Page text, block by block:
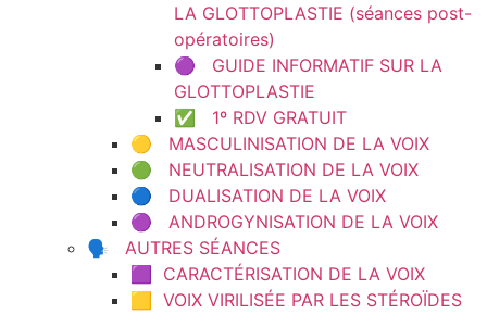
LA GLOTTOPLASTIE (séances post-
opératoires)
🟣 GUIDE INFORMATIF SUR LA
GLOTTOPLASTIE
✅ 1º RDV GRATUIT
🟡 MASCULINISATION DE LA VOIX
🟢 NEUTRALISATION DE LA VOIX
🔵 DUALISATION DE LA VOIX
🟣 ANDROGYNISATION DE LA VOIX
🗣️ AUTRES SÉANCES
🟪 CARACTÉRISATION DE LA VOIX
🟨 VOIX VIRILISÉE PAR LES STÉROÏDES